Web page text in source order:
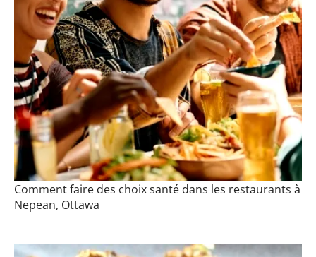
Comment faire des choix santé dans les restaurants à
Nepean, Ottawa